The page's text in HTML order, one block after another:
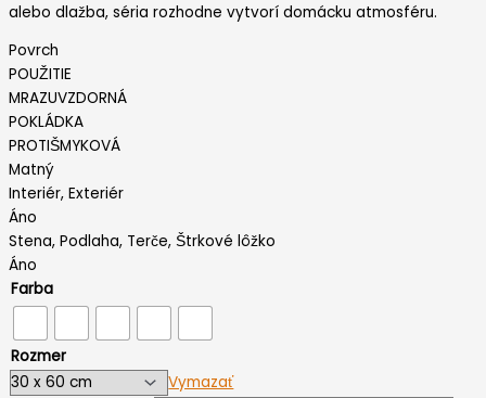
alebo dlažba, séria rozhodne vytvorí domácku atmosféru.
Povrch
POUŽITIE
MRAZUVZDORNÁ
POKLÁDKA
PROTIŠMYKOVÁ
Matný
Interiér, Exteriér
Áno
Stena, Podlaha, Terče, Štrkové lôžko
Áno
Farba
Rozmer
Vymazať